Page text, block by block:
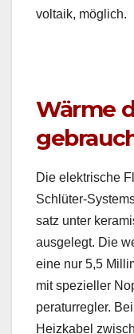
voltaik, möglich.
Wärme
Die elek­trische
Schlüter-
satz unter
aus­gelegt. Die
eine nur 5,5
mit spezieller
per­atur­re­gler.
Heizk­a­bel